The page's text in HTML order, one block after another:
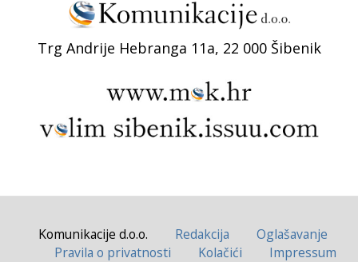
Trg Andrije Hebranga 11a, 22 000 Šibenik
Komunikacije d.o.o. Redakcija
Oglašavanje
Pravila o privatnosti
Kolačići
Impressum